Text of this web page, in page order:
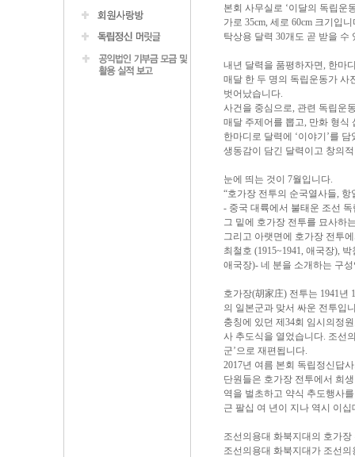
본회 사무실로 ‘이달의 독립운
가로 35cm, 세로 60cm 크기입니
탁상용 달력 30개도 곧 받을 수
내년 달력을 품평하자면, 한마
매달 한 두 명의 독립운동가 사
벗어났습니다.
사건을 중심으로, 관련 독립운
매달 주제어를 뽑고, 만화 형식
한마디로 달력에 ‘이야기’를 담
생동감이 담긴 달력이고 창의
눈에 띄는 것이 7월입니다.
“호가장 전투의 순국열사들,
- 중국 대륙에서 불태운 조선
그 밑에 호가장 전투를 묘사하
그리고 아랫면에 호가장 전투
최철호 (1915~1941, 애국장),
애국장)- 네 분을 소개하는 구
호가장(胡家庄) 전투는 1941년
의 일본군과 맞서 싸운 전투입
충칭에 있던 제34회 임시의정
사 추도식을 열었습니다. 조선
군’으로 재편됩니다.
2017년 여름 본회 독립정신답
단원들은 호가장 전투에서 희
역을 벌초하고 약식 추도행사
근 팔십 여 년이 지나 역시 이
조선의용대 화북지대의 호가
조선의용대 화북지대가 조선